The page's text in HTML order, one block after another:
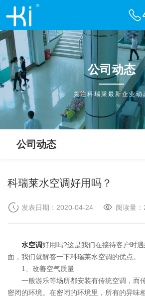
公司动态
关注科瑞莱最新企业动
公司动态
科瑞莱水空调好用吗？
发表日期：2020-04-24 阅读量：
水空调好用吗?这是我们在接待客户时
面，我们就解答一下科瑞莱水空调的优点。
1、改善空气质量
一般游乐等场所都安装有传统空调，而
密闭的环境。在密闭的环境里，所有的异味